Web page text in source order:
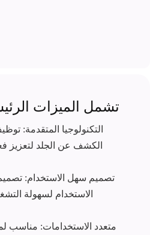
تشمل الميزات
الكشف عن الجلد لتعزيز
تصميم سهل الاستخدام:
الاستخدام لسهولة
متعدد الاستخدامات: مناسب